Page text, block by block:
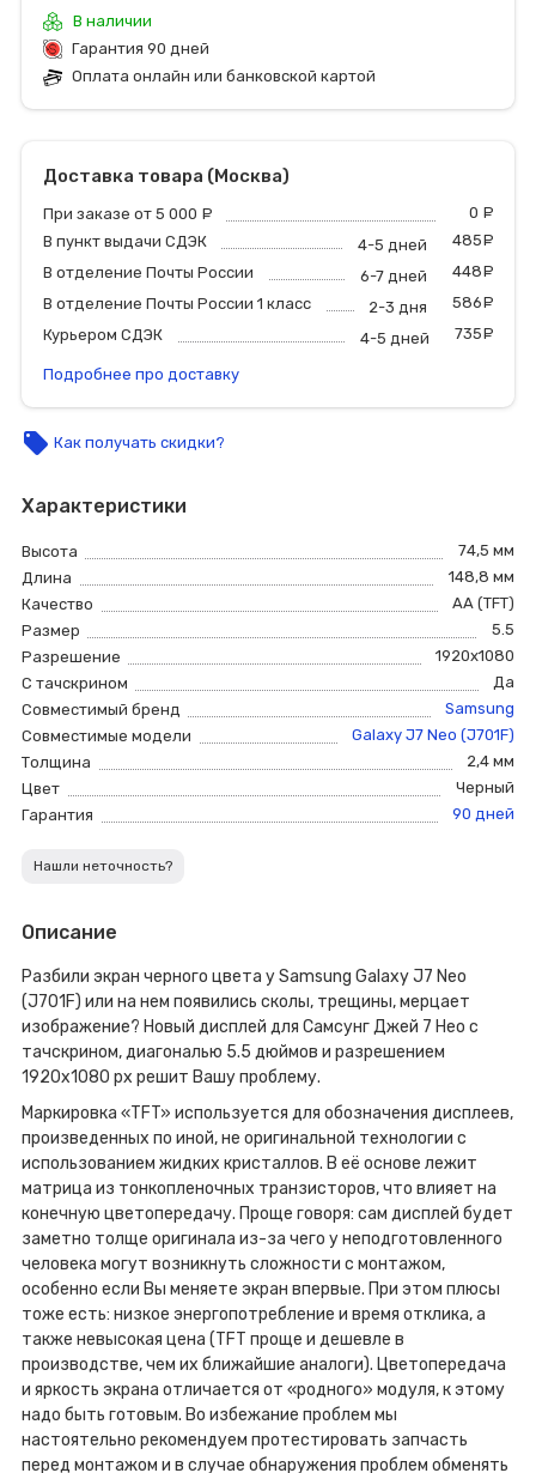
В наличии
Гарантия 90 дней
Оплата онлайн или банковской картой
Доставка товара (Москва)
При заказе от 5 000 0
В пункт выдачи СДЭК
4-5 дней 485
В отделение Почты России
6-7 дней 448
В отделение Почты России 1 класс
2-3 дня 586
Курьером СДЭК
4-5 дней 735
Подробнее про доставку
local_offer Как получать скидки?
Характеристики
Высота
74,5 мм
Длина
148,8 мм
Качество
AA (TFT)
Размер
5.5
Разрешение
1920x1080
С тачскрином
Да
Совместимый бренд
Samsung
Совместимые модели
Galaxy J7 Neo (J701F)
Толщина
2,4 мм
Цвет
Черный
Гарантия
90 дней
Нашли неточность?
Описание
Разбили экран черного цвета у Samsung Galaxy J7 Neo
(J701F) или на нем появились сколы, трещины, мерцает
изображение? Новый дисплей для Самсунг Джей 7 Нео с
тачскрином, диагональю 5.5 дюймов и разрешением
1920x1080 px решит Вашу проблему.
Маркировка «TFT» используется для обозначения дисплеев,
произведенных по иной, не оригинальной технологии с
использованием жидких кристаллов. В её основе лежит
матрица из тонкопленочных транзисторов, что влияет на
конечную цветопередачу. Проще говоря: сам дисплей будет
заметно толще оригинала из-за чего у неподготовленного
человека могут возникнуть сложности с монтажом,
особенно если Вы меняете экран впервые. При этом плюсы
тоже есть: низкое энергопотребление и время отклика, а
также невысокая цена (TFT проще и дешевле в
производстве, чем их ближайшие аналоги). Цветопередача
и яркость экрана отличается от «родного» модуля, к этому
надо быть готовым. Во избежание проблем мы
настоятельно рекомендуем протестировать запчасть
перед монтажом и в случае обнаружения проблем обменять